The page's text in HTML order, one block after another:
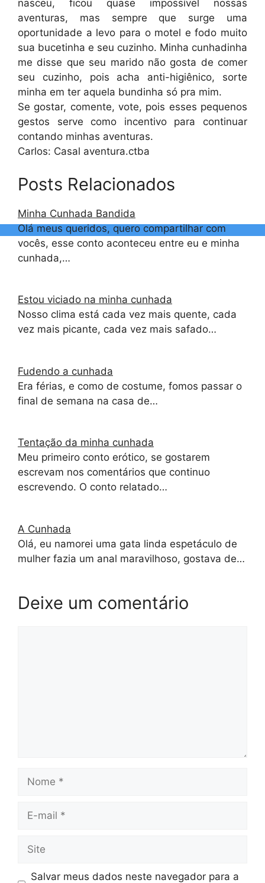
nasceu, ficou quase impossível nossas
aventuras, mas sempre que surge uma
oportunidade a levo para o motel e fodo muito
sua bucetinha e seu cuzinho. Minha cunhadinha
me disse que seu marido não gosta de comer
seu cuzinho, pois acha anti-higiênico, sorte
minha em ter aquela bundinha só pra mim.
Se gostar, comente, vote, pois esses pequenos
gestos serve como incentivo para continuar
contando minhas aventuras.
Carlos: Casal aventura.ctba
Posts Relacionados
Minha Cunhada Bandida
Olá meus queridos, quero compartilhar com
vocês, esse conto aconteceu entre eu e minha
cunhada,…
Estou viciado na minha cunhada
Nosso clima está cada vez mais quente, cada
vez mais picante, cada vez mais safado…
Fudendo a cunhada
Era férias, e como de costume, fomos passar o
final de semana na casa de…
Tentação da minha cunhada
Meu primeiro conto erótico, se gostarem
escrevam nos comentários que continuo
escrevendo. O conto relatado…
A Cunhada
Olá, eu namorei uma gata linda espetáculo de
mulher fazia um anal maravilhoso, gostava de…
Deixe um comentário
Nome
Site
Salvar meus dados neste navegador para a